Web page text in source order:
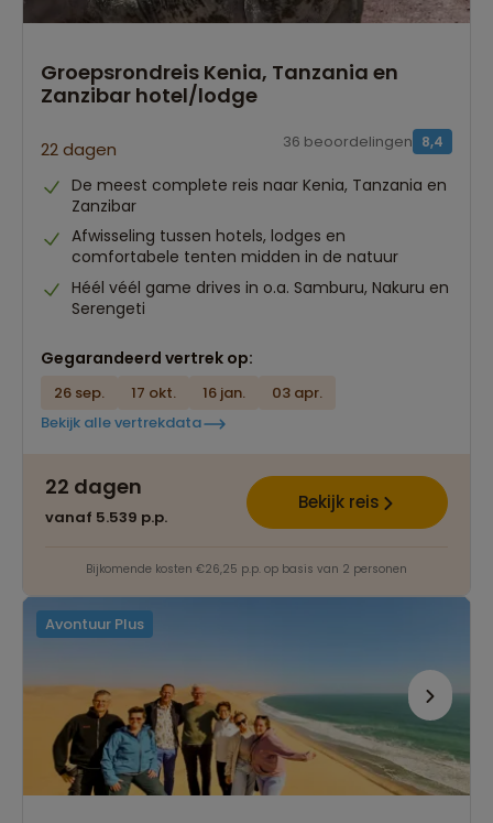
Groepsrondreis Kenia, Tanzania en
Zanzibar hotel/lodge
22 dagen 8,4
36 beoordelingen
De meest complete reis naar Kenia, Tanzania en
Zanzibar
Afwisseling tussen hotels, lodges en
comfortabele tenten midden in de natuur
Héél véél game drives in o.a. Samburu, Nakuru en
Serengeti
Gegarandeerd vertrek op:
26 sep. 17 okt. 16 jan.
03 apr.
Bekijk alle vertrekdata
22 dagen
vanaf 5.539 p.p.
Bekijk reis
Bijkomende kosten €26,25 p.p. op basis van 2 personen
Avontuur Plus